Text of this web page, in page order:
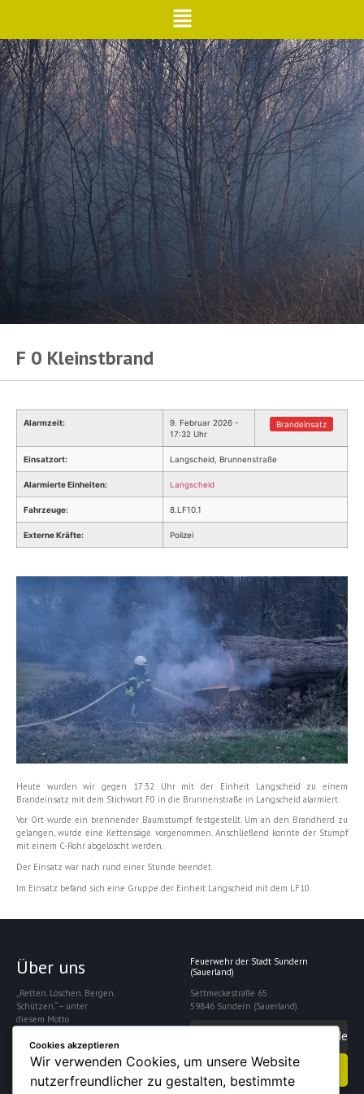
F 0 Kleinstbrand
Alarmzeit:
9. Februar 2026 -
17:32 Uhr
Brandeinsatz
Einsatzort: Langscheid, Brunnenstraße
Alarmierte Einheiten: Langscheid
Fahrzeuge: 8.LF10.1
Externe Kräfte: Polizei
Heute wurden wir gegen 17:32 Uhr mit der Einheit Langscheid zu einem
Brandeinsatz mit dem Stichwort F0 in die Brunnenstraße in Langscheid alarmiert.
Vor Ort wurde ein brennender Baumstumpf festgestellt. Um an den Brandherd zu
gelangen, wurde eine Kettensäge vorgenommen. Anschließend konnte der Stumpf
mit einem C-Rohr abgelöscht werden.
Der Einsatz war nach rund einer Stunde beendet.
Im Einsatz befand sich eine Gruppe der Einheit Langscheid mit dem LF10.
Über uns
„Retten. Löschen. Bergen.
Schützen.“ – unter
diesem Motto
Freiwillige Feuerwehr
Sundern die Sicherheit
der rund 28.000
Einwohner der Stadt.
Feuerwehr der Stadt Sundern
(Sauerland)
Settmeckestraße 65
59846 Sundern (Sauerland)
info@feuerwehrsundern.de
Kontakt aufnehmen
Cookies akzeptieren
Wir verwenden Cookies, um unsere Website
nutzerfreundlicher zu gestalten, bestimmte